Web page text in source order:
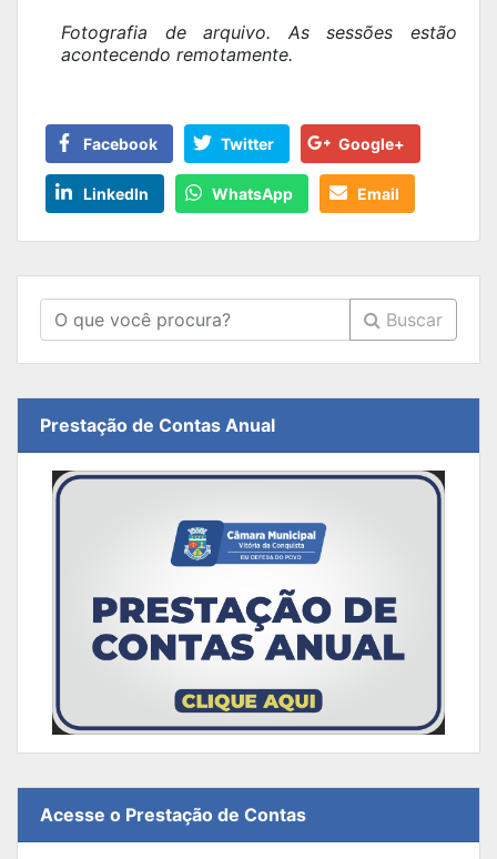
Fotografia de arquivo. As sessões estão
acontecendo remotamente.
Facebook Twitter Google+
LinkedIn WhatsApp Email
Buscar
Prestação de Contas Anual
Acesse o Prestação de Contas